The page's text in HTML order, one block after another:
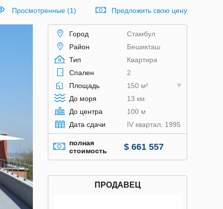
Просмотренные (1) Предложить свою цену
Город
Стамбул
Район
Бешикташ
Тип
Квартира
Спален
2
Площадь
150 м²
До моря
13 км
До центра
100 м
Дата сдачи
IV квартал, 1995
полная
стоимость
$ 661 557
ПРОДАВЕЦ